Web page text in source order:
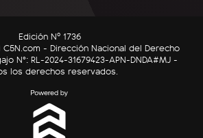
Edición Nº 1736
C5N.com - Dirección Nacional del Derecho
N°: RL-2024-31679423-APN-DNDA#MJ -
los derechos reservados.